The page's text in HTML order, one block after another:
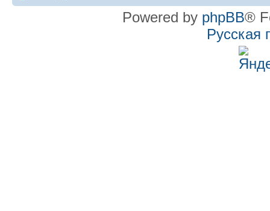
Powered by phpBB®
Русская